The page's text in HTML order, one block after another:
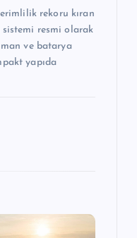
rekoru kıran
sistemi resmi olarak
ve batarya
yapıda